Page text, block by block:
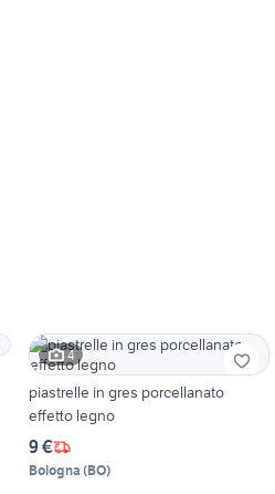
4
piastrelle in gres porcellanato
effetto legno
9 €
Bologna (BO)